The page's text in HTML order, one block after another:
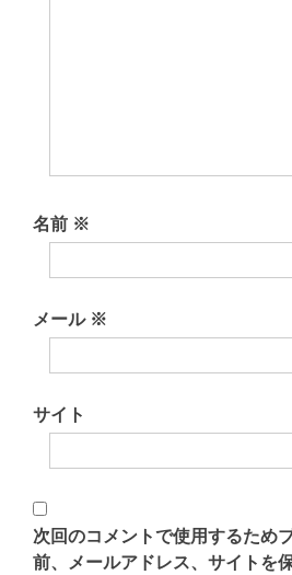
名前 ※
メール ※
サイト
次回のコメントで使用するため
前、メールアドレス、サイトを保